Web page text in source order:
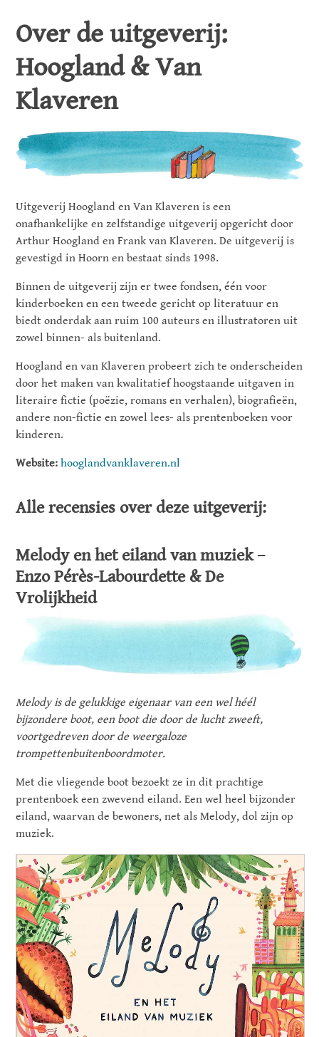
Over de uitgeverij:
Hoogland & Van
Klaveren
Uitgeverij Hoogland en Van Klaveren is een
onafhankelijke en zelfstandige uitgeverij opgericht door
Arthur Hoogland en Frank van Klaveren. De uitgeverij is
gevestigd in Hoorn en bestaat sinds 1998.
Binnen de uitgeverij zijn er twee fondsen, één voor
kinderboeken en een tweede gericht op literatuur en
biedt onderdak aan ruim 100 auteurs en illustratoren uit
zowel binnen- als buitenland.
Hoogland en van Klaveren probeert zich te onderscheiden
door het maken van kwalitatief hoogstaande uitgaven in
literaire fictie (poëzie, romans en verhalen), biografieën,
andere non-fictie en zowel lees- als prentenboeken voor
kinderen.
Website: hooglandvanklaveren.nl
Alle recensies over deze uitgeverij:
Melody en het eiland van muziek –
Enzo Pérès-Labourdette & De
Vrolijkheid
Melody is de gelukkige eigenaar van een wel héél
bijzondere boot, een boot die door de lucht zweeft,
voortgedreven door de weergaloze
trompettenbuitenboordmoter.
Met die vliegende boot bezoekt ze in dit prachtige
prentenboek een zwevend eiland. Een wel heel bijzonder
eiland, waarvan de bewoners, net als Melody, dol zijn op
muziek.